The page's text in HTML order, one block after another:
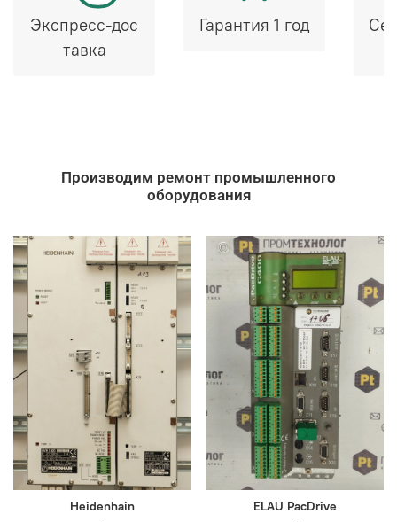
Экспресс-дос
тавка
Гарантия 1 год
Производим ремонт промышленного
оборудования
Heidenhain ELAU PacDrive